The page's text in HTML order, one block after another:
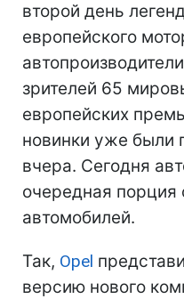
второй день
европейского
зрителей 65
европейских
новинки уже были
вчера. Сегодня
очередная
автомобилей.
Так, Opel
версию нового